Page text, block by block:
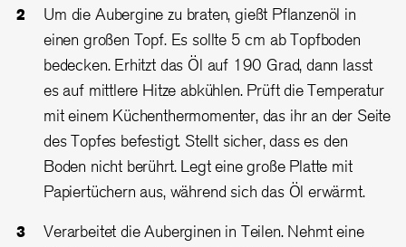
Um die Aubergine zu braten, gießt Pflanzenöl in
einen großen Topf. Es sollte 5 cm ab Topfboden
bedecken. Erhitzt das Öl auf 190 Grad, dann lasst
es auf mittlere Hitze abkühlen. Prüft die Temperatur
mit einem Küchenthermomenter, das ihr an der Seite
des Topfes befestigt. Stellt sicher, dass es den
Boden nicht berührt. Legt eine große Platte mit
Papiertüchern aus, während sich das Öl erwärmt.
Verarbeitet die Auberginen in Teilen. Nehmt eine